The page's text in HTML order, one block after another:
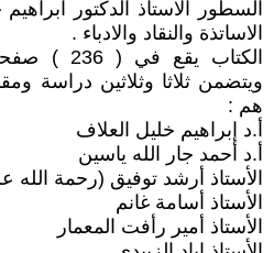
السطور الاستاذ الدكتور
الاساتذة والنقاد والادباء .
الكتاب
ويتضمن ثلاثا وثلاثين دراسة
هم :
أ.د إبراهيم خليل العلاف
أ.د أحمد جار الله ياسين
الأستاذ أرشد توفيق (رحمة الله
الأستاذ أسامة غانم
الأستاذ أمير رأفت المعمار